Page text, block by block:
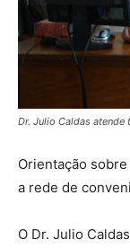
Dr. Julio Caldas atende
Orientação
a rede de
O Dr. Julio